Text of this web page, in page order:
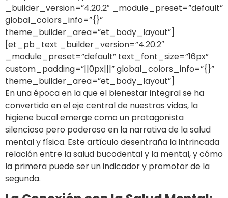
_builder_version=”4.20.2″ _module_preset=”default”
global_colors_info=”{}”
theme_builder_area=”et_body_layout”]
[et_pb_text _builder_version=”4.20.2″
_module_preset=”default” text_font_size=”16px”
custom_padding=”||0px|||” global_colors_info=”{}”
theme_builder_area=”et_body_layout”]
En una época en la que el bienestar integral se ha
convertido en el eje central de nuestras vidas, la
higiene bucal emerge como un protagonista
silencioso pero poderoso en la narrativa de la salud
mental y física. Este artículo desentraña la intrincada
relación entre la salud bucodental y la mental, y cómo
la primera puede ser un indicador y promotor de la
segunda.